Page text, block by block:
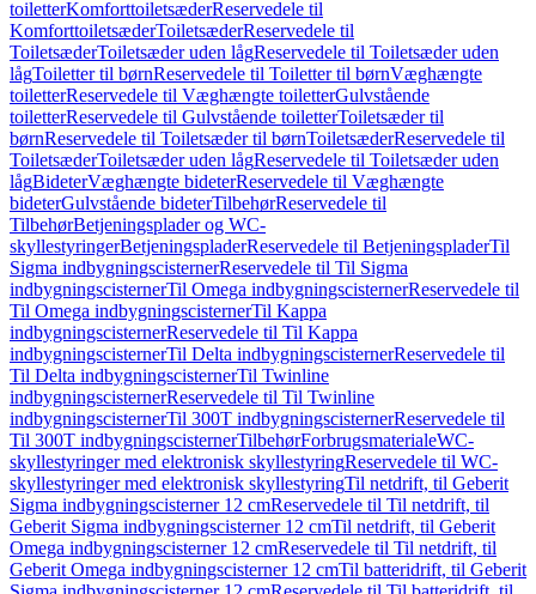
toiletterKomforttoiletsæderReservedele til
KomforttoiletsæderToiletsæderReservedele til
ToiletsæderToiletsæder uden lågReservedele til Toiletsæder uden
lågToiletter til børnReservedele til Toiletter til børnVæghængte
toiletterReservedele til Væghængte toiletterGulvstående
toiletterReservedele til Gulvstående toiletterToiletsæder til
børnReservedele til Toiletsæder til børnToiletsæderReservedele til
ToiletsæderToiletsæder uden lågReservedele til Toiletsæder uden
lågBideterVæghængte bideterReservedele til Væghængte
bideterGulvstående bideterTilbehørReservedele til
TilbehørBetjeningsplader og WC-
skyllestyringerBetjeningspladerReservedele til BetjeningspladerTil
Sigma indbygningscisternerReservedele til Til Sigma
indbygningscisternerTil Omega indbygningscisternerReservedele til
Til Omega indbygningscisternerTil Kappa
indbygningscisternerReservedele til Til Kappa
indbygningscisternerTil Delta indbygningscisternerReservedele til
Til Delta indbygningscisternerTil Twinline
indbygningscisternerReservedele til Til Twinline
indbygningscisternerTil 300T indbygningscisternerReservedele til
Til 300T indbygningscisternerTilbehørForbrugsmaterialeWC-
skyllestyringer med elektronisk skyllestyringReservedele til WC-
skyllestyringer med elektronisk skyllestyringTil netdrift, til Geberit
Sigma indbygningscisterner 12 cmReservedele til Til netdrift, til
Geberit Sigma indbygningscisterner 12 cmTil netdrift, til Geberit
Omega indbygningscisterner 12 cmReservedele til Til netdrift, til
Geberit Omega indbygningscisterner 12 cmTil batteridrift, til Geberit